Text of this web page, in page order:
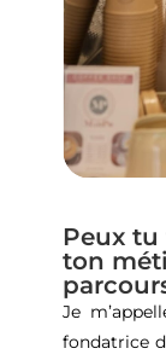
Peux tu
ton
Je
fondatrice